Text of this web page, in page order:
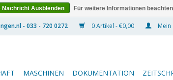
0 Artikel - €0,00
MASCHINEN DOKUMENTATION
Nachricht Ausblenden Für weitere Informationen